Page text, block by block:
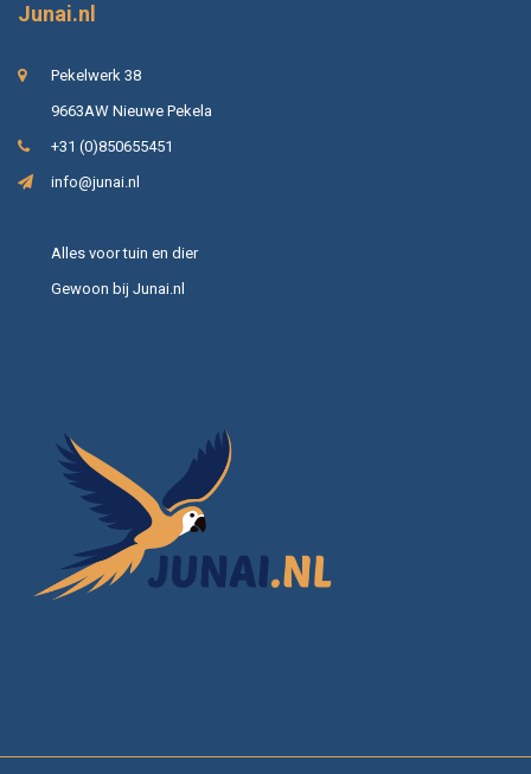
Junai.nl
Pekelwerk 38
9663AW Nieuwe Pekela
+31 (0)850655451
info@junai.nl
Alles voor tuin en dier
Gewoon bij Junai.nl